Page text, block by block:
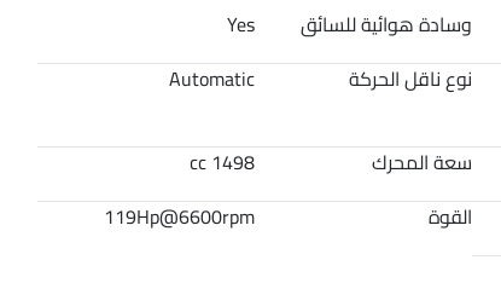
وسادة هوائية للسائق
Yes
نوع ناقل الحركة Automatic
سعة المحرك
1498 cc
القوة
119Hp@6600rpm